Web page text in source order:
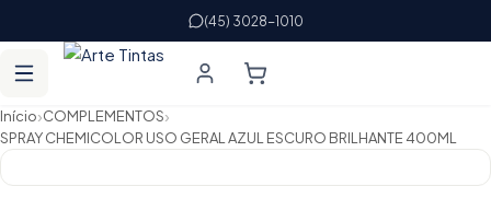
(45) 3028-1010
Início›COMPLEMENTOS›
SPRAY CHEMICOLOR USO GERAL AZUL ESCURO BRILHANTE 400ML